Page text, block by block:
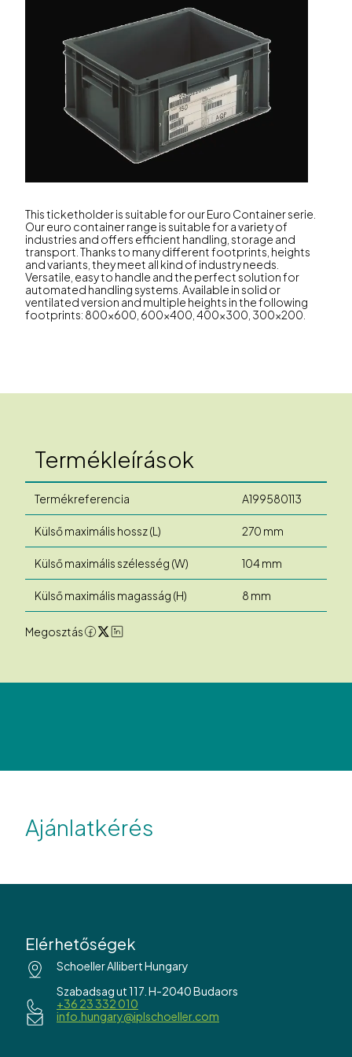
This ticketholder is suitable for our Euro Container serie.
Our euro container range is suitable for a variety of
industries and offers efficient handling, storage and
transport. Thanks to many different footprints, heights
and variants, they meet all kind of industry needs.
Versatile, easy to handle and the perfect solution for
automated handling systems. Available in solid or
ventilated version and multiple heights in the following
footprints: 800x600, 600x400, 400x300, 300x200.
Termékleírások
Termékreferencia A199580113
Külső maximális hossz (L) 270 mm
Külső maximális szélesség (W) 104 mm
Külső maximális magasság (H) 8 mm
Megosztás
Ajánlatkérés
Elérhetőségek
Schoeller Allibert Hungary
Szabadsag ut 117. H-2040 Budaors
+36 23 332 010
info.hungary@iplschoeller.com